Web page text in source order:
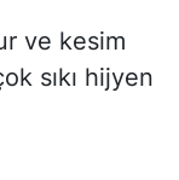
ve kesim
sıkı hijyen